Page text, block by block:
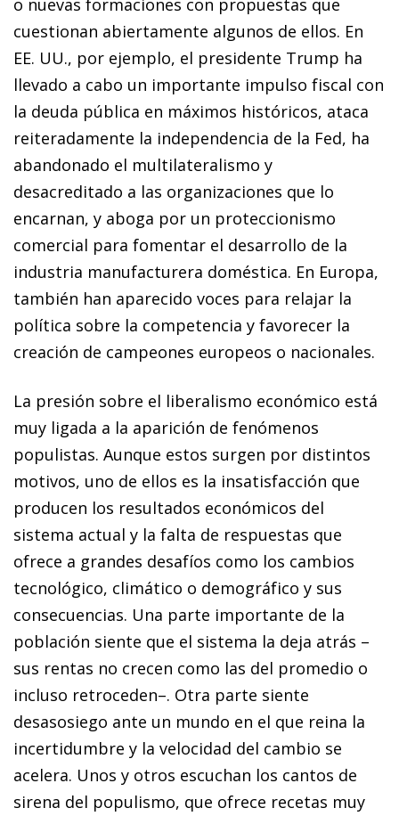
cuestionan abiertamente algunos de ellos. En
EE. UU., por ejemplo, el presidente Trump ha
llevado a cabo un importante impulso fiscal con
la deuda pública en máximos históricos, ataca
reiteradamente la independencia de la Fed, ha
abandonado el multilateralismo y
desacreditado a las organizaciones que lo
encarnan, y aboga por un proteccionismo
comercial para fomentar el desarrollo de la
industria manufacturera doméstica. En Europa,
también han aparecido voces para relajar la
política sobre la competencia y favorecer la
creación de campeones europeos o nacionales.
La presión sobre el liberalismo económico está
muy ligada a la aparición de fenómenos
populistas. Aunque estos surgen por distintos
motivos, uno de ellos es la insatisfacción que
producen los resultados económicos del
sistema actual y la falta de respuestas que
ofrece a grandes desafíos como los cambios
tecnológico, climático o demográfico y sus
consecuencias. Una parte importante de la
población siente que el sistema la deja atrás –
sus rentas no crecen como las del promedio o
incluso retroceden–. Otra parte siente
desasosiego ante un mundo en el que reina la
incertidumbre y la velocidad del cambio se
acelera. Unos y otros escuchan los cantos de
sirena del populismo, que ofrece recetas muy